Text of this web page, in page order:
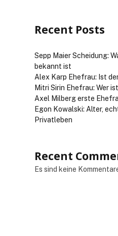
Recent Posts
Sepp Maier Scheidung:
bekannt ist
Alex Karp Ehefrau: Ist
Mitri Sirin Ehefrau: Wer
Axel Milberg erste
Egon Kowalski: Alter,
Privatleben
Recent
Es sind keine